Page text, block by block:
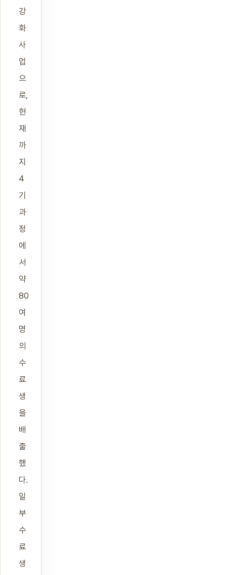
강
화
사
업
으
로,
현
재
까
지
4
기
과
정
에
서
약
80
여
명
의
수
료
생
을
배
출
했
다.
일
부
수
료
생